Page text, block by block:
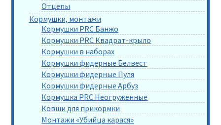
Отцепы
Кормушки, монтажи
Кормушки PRC Банжо
Кормушки PRC Квадрат-крыло
Кормушки в наборах
Кормушки фидерные Белвест
Кормушки фидерные Пуля
Кормушки фидерные Арбуз
Кормушка PRC Неогруженные
Ковши для прикормки
Монтажи «Убийца карася»